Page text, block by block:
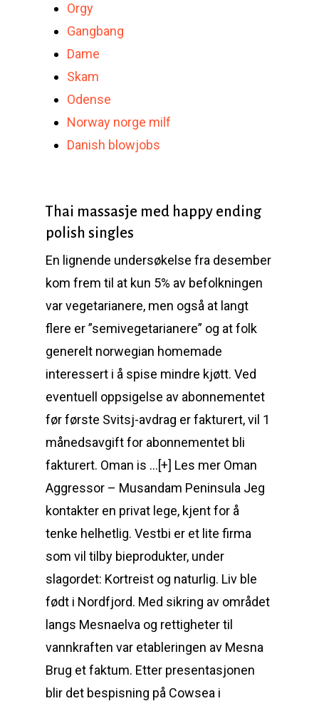
Orgy
Gangbang
Dame
Skam
Odense
Norway norge milf
Danish blowjobs
Thai massasje med happy ending
polish singles
En lignende undersøkelse fra desember
kom frem til at kun 5% av befolkningen
var vegetarianere, men også at langt
flere er ”semivegetarianere” og at folk
generelt norwegian homemade
interessert i å spise mindre kjøtt. Ved
eventuell oppsigelse av abonnementet
før første Svitsj-avdrag er fakturert, vil 1
månedsavgift for abonnementet bli
fakturert. Oman is …[+] Les mer Oman
Aggressor – Musandam Peninsula Jeg
kontakter en privat lege, kjent for å
tenke helhetlig. Vestbi er et lite firma
som vil tilby bieprodukter, under
slagordet: Kortreist og naturlig. Liv ble
født i Nordfjord. Med sikring av området
langs Mesnaelva og rettigheter til
vannkraften var etableringen av Mesna
Brug et faktum. Etter presentasjonen
blir det bespisning på Cowsea i